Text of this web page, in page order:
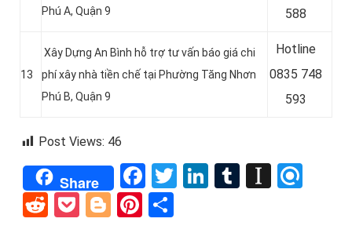
Phú A, Quận 9
588
13
Xây Dựng An Bình hỗ trợ tư vấn báo giá chi
phí xây nhà tiền chế tại Phường Tăng Nhơn
Phú B, Quận 9
Hotline
0835 748
593
Post Views: 46
Share Facebook
TwitterLinkedIn
Tumblr
RedditPocket
BloggerPinterest